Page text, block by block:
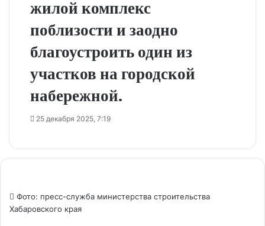
жилой комплекс
поблизости и заодно
благоустроить один из
участков на городской
набережной.
25 декабря 2025, 7:19
Фото: пресс-служба министерства строительства
Хабаровского края